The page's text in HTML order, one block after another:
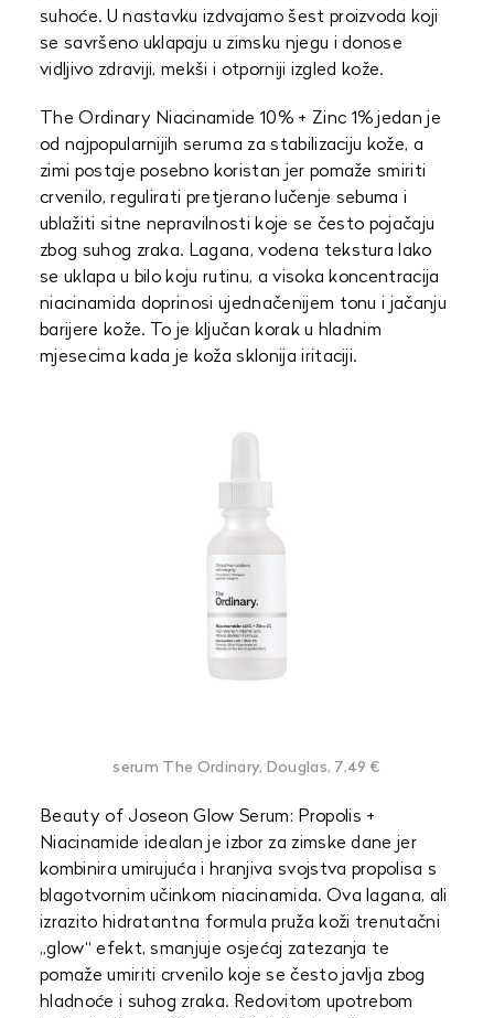
suhoće. U nastavku izdvajamo šest proizvoda koji
se savršeno uklapaju u zimsku njegu i donose
vidljivo zdraviji, mekši i otporniji izgled kože.
The Ordinary Niacinamide 10% + Zinc 1% jedan je
od najpopularnijih seruma za stabilizaciju kože, a
zimi postaje posebno koristan jer pomaže smiriti
crvenilo, regulirati pretjerano lučenje sebuma i
ublažiti sitne nepravilnosti koje se često pojačaju
zbog suhog zraka. Lagana, vodena tekstura lako
se uklapa u bilo koju rutinu, a visoka koncentracija
niacinamida doprinosi ujednačenijem tonu i jačanju
barijere kože. To je ključan korak u hladnim
mjesecima kada je koža sklonija iritaciji.
serum The Ordinary, Douglas, 7,49 €
Beauty of Joseon Glow Serum: Propolis +
Niacinamide idealan je izbor za zimske dane jer
kombinira umirujuća i hranjiva svojstva propolisa s
blagotvornim učinkom niacinamida. Ova lagana, ali
izrazito hidratantna formula pruža koži trenutačni
„glow“ efekt, smanjuje osjećaj zatezanja te
pomaže umiriti crvenilo koje se često javlja zbog
hladnoće i suhog zraka. Redovitom upotrebom